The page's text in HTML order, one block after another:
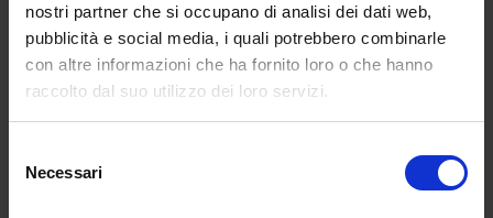
nostri partner che si occupano di analisi dei dati web,
pubblicità e social media, i quali potrebbero combinarle
con altre informazioni che ha fornito loro o che hanno
raccolto dal suo utilizzo dei loro servizi.
delNecessari
€ 3.000,00